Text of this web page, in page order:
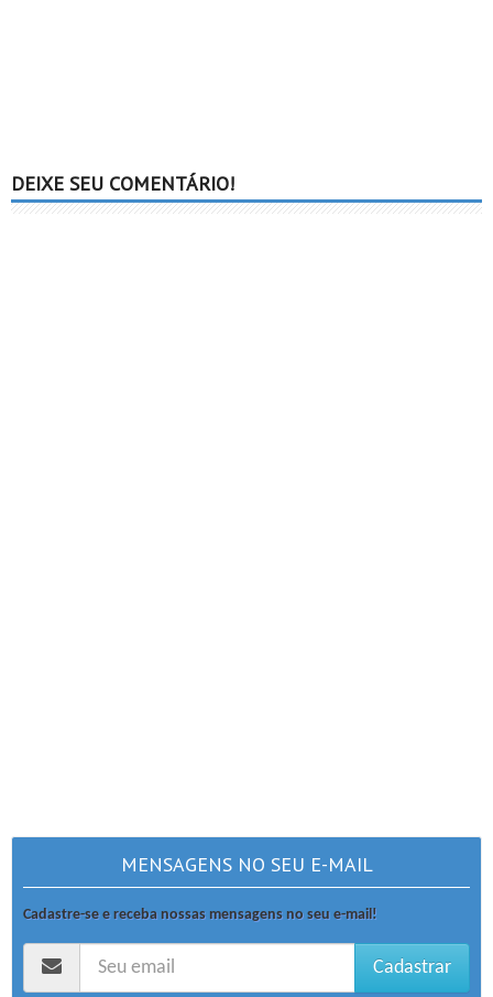
DEIXE SEU COMENTÁRIO!
MENSAGENS NO SEU E-MAIL
Cadastre-se e receba nossas mensagens no seu e-mail!
Cadastrar